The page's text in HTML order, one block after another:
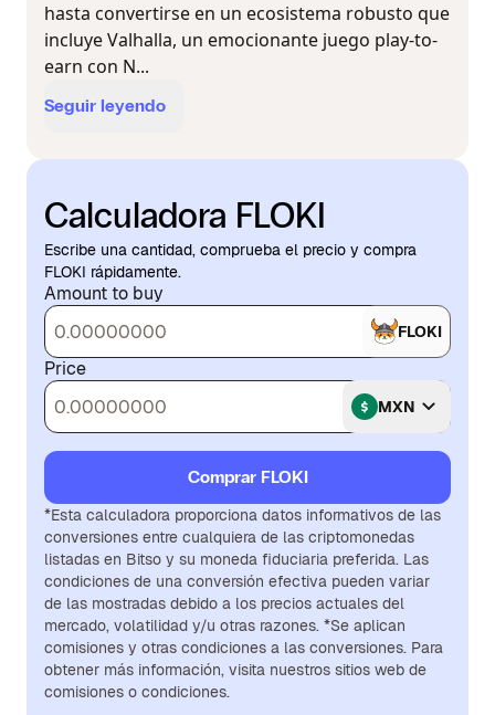
hasta convertirse en un ecosistema robusto que
incluye Valhalla, un emocionante juego play-to-
earn con N...
Seguir leyendo
Calculadora FLOKI
Escribe una cantidad, comprueba el precio y compra
FLOKI rápidamente.
Amount to buy
FLOKI
Price
MXN
Comprar FLOKI
*Esta calculadora proporciona datos informativos de las
conversiones entre cualquiera de las criptomonedas
listadas en Bitso y su moneda fiduciaria preferida. Las
condiciones de una conversión efectiva pueden variar
de las mostradas debido a los precios actuales del
mercado, volatilidad y/u otras razones. *Se aplican
comisiones y otras condiciones a las conversiones. Para
obtener más información, visita nuestros sitios web de
comisiones o condiciones.